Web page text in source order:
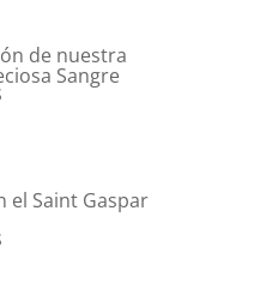
de nuestra
Sangre
el Saint Gaspar